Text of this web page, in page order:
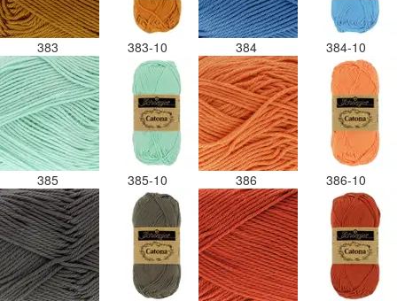
383 383-10 384 384-10
385 385-10 386 386-10